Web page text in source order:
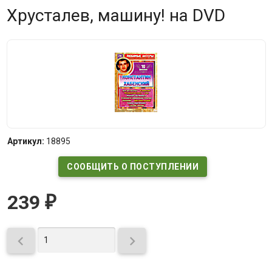
Хрусталев, машину! на DVD
Артикул: 18895
СООБЩИТЬ О ПОСТУПЛЕНИИ
239 ₽
 